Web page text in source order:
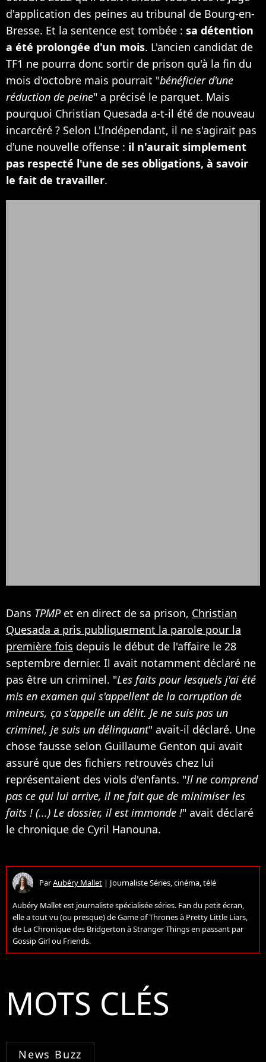
d'application des peines au tribunal de Bourg-en-
Bresse. Et la sentence est tombée : sa détention
a été prolongée d'un mois. L'ancien candidat de
TF1 ne pourra donc sortir de prison qu'à la fin du
mois d'octobre mais pourrait "bénéficier d'une
réduction de peine" a précisé le parquet. Mais
pourquoi Christian Quesada a-t-il été de nouveau
incarcéré ? Selon L'Indépendant, il ne s'agirait pas
d'une nouvelle offense : il n'aurait simplement
pas respecté l'une de ses obligations, à savoir
le fait de travailler.
Dans TPMPet en direct de sa prison, Christian
Quesada a pris publiquement la parole pour la
première fois depuis le début de l'affaire le 28
septembre dernier. Il avait notamment déclaré ne
pas être un criminel. "Les faits pour lesquels j'ai été
mis en examen qui s'appellent de la corruption de
mineurs, ça s'appelle un délit. Je ne suis pas un
criminel, je suis un délinquant" avait-il déclaré. Une
chose fausse selon Guillaume Genton qui avait
assuré que des fichiers retrouvés chez lui
représentaient des viols d'enfants. "Il ne comprend
pas ce qui lui arrive, il ne fait que de minimiser les
faits ! (...) Le dossier, il est immonde !" avait déclaré
le chronique de Cyril Hanouna.
ParAubéry Mallet | Journaliste Séries, cinéma, télé
Aubéry Mallet est journaliste spécialisée séries. Fan du petit écran,
elle a tout vu (ou presque) de Game of Thrones à Pretty Little Liars,
de La Chronique des Bridgerton à Stranger Things en passant par
Gossip Girl ou Friends.
MOTS CLÉS
News Buzz